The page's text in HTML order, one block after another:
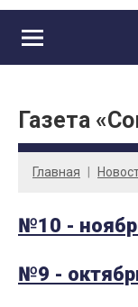
Газета
Главная
№10 -
№9 -